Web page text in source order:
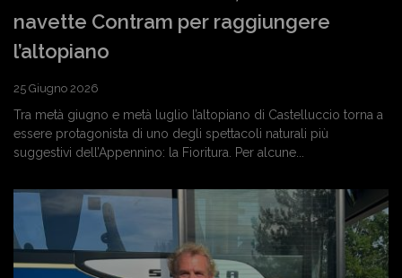
navette Contram per raggiungere
l’altopiano
25 Giugno 2026
Tra metà giugno e metà luglio l’altopiano di Castelluccio torna a
essere protagonista di uno degli spettacoli naturali più
suggestivi dell’Appennino: la Fioritura. Per alcune...